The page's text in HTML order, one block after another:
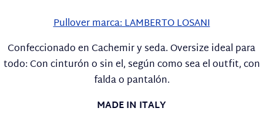
Pullover marca: LAMBERTO LOSANI
Confeccionado en Cachemir y seda. Oversize ideal para
todo: Con cinturón o sin el, según como sea el outfit, con
falda o pantalón.
MADE IN ITALY